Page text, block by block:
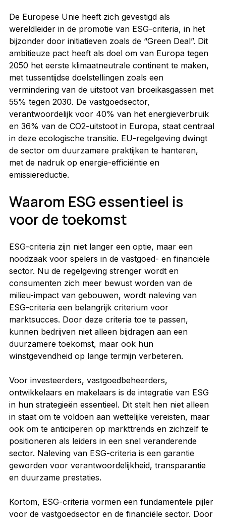
De Europese Unie heeft zich gevestigd als
wereldleider in de promotie van ESG-criteria, in het
bijzonder door initiatieven zoals de “Green Deal”. Dit
ambitieuze pact heeft als doel om van Europa tegen
2050 het eerste klimaatneutrale continent te maken,
met tussentijdse doelstellingen zoals een
vermindering van de uitstoot van broeikasgassen met
55% tegen 2030. De vastgoedsector,
verantwoordelijk voor 40% van het energieverbruik
en 36% van de CO2-uitstoot in Europa, staat centraal
in deze ecologische transitie. EU-regelgeving dwingt
de sector om duurzamere praktijken te hanteren,
met de nadruk op energie-efficiëntie en
emissiereductie.
Waarom ESG essentieel is
voor de toekomst
ESG-criteria zijn niet langer een optie, maar een
noodzaak voor spelers in de vastgoed- en financiële
sector. Nu de regelgeving strenger wordt en
consumenten zich meer bewust worden van de
milieu-impact van gebouwen, wordt naleving van
ESG-criteria een belangrijk criterium voor
marktsucces. Door deze criteria toe te passen,
kunnen bedrijven niet alleen bijdragen aan een
duurzamere toekomst, maar ook hun
winstgevendheid op lange termijn verbeteren.
Voor investeerders, vastgoedbeheerders,
ontwikkelaars en makelaars is de integratie van ESG
in hun strategieën essentieel. Dit stelt hen niet alleen
in staat om te voldoen aan wettelijke vereisten, maar
ook om te anticiperen op markttrends en zichzelf te
positioneren als leiders in een snel veranderende
sector. Naleving van ESG-criteria is een garantie
geworden voor verantwoordelijkheid, transparantie
en duurzame prestaties.
Kortom, ESG-criteria vormen een fundamentele pijler
voor de vastgoedsector en de financiële sector. Door